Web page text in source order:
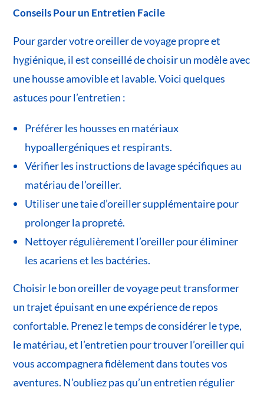
Conseils Pour un Entretien Facile
Pour garder votre oreiller de voyage propre et
hygiénique, il est conseillé de choisir un modèle avec
une housse amovible et lavable. Voici quelques
astuces pour l’entretien :
Préférer les housses en matériaux
hypoallergéniques et respirants.
Vérifier les instructions de lavage spécifiques au
matériau de l’oreiller.
Utiliser une taie d’oreiller supplémentaire pour
prolonger la propreté.
Nettoyer régulièrement l’oreiller pour éliminer
les acariens et les bactéries.
Choisir le bon oreiller de voyage peut transformer
un trajet épuisant en une expérience de repos
confortable. Prenez le temps de considérer le type,
le matériau, et l’entretien pour trouver l’oreiller qui
vous accompagnera fidèlement dans toutes vos
aventures. N’oubliez pas qu’un entretien régulier